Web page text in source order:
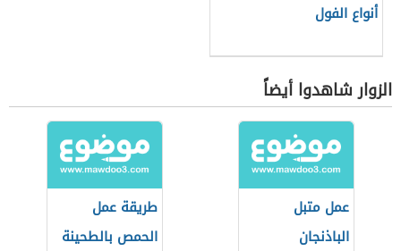
أنواع الفول
الزوار شاهدوا أيضاً
عمل متبل
الباذنجان
طريقة عمل
الحمص بالطحينة